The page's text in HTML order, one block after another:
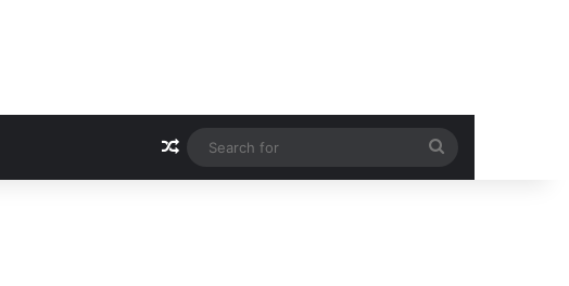
Random Article
for